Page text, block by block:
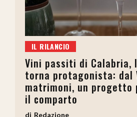
IL RILANCIO
Vini passiti di Calabria,
torna protagonista: dal
matrimoni, un progetto
il comparto
Redazione